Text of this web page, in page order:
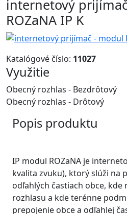
internetový
ROZaNA IP K
Katalógové číslo: 11027
Využitie
Obecný rozhlas - Bezdrôtový
Obecný rozhlas - Drôtový
Popis produktu
IP modul ROZaNA je
kvalita zvuku), ktorý slúži na
odľahlých častiach obce,
rozhlasu a kde terénne
prepojenie obce a odľahlej